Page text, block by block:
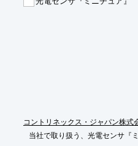
■斜めにかかる力と圧縮力を感知
コントリネックス・ジャパン株式
当社で取り扱う、光電センサ『